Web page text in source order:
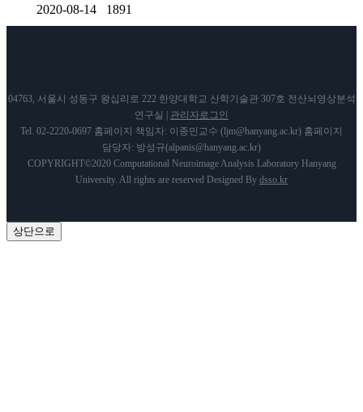
2020-08-14 1891
04763, 서울시 성동구 왕십리로 222 한양대학교 산학기술관 307호 전산뇌영상분석
연구실 | 관리자로그인
Tel. 02-2220-0697 홈페이지 책임자: 이종민교수 (ljm@hanyang.ac.kr) 홈페이지
담당자: 방성규(alpanis@hanyang.ac.kr)
COPYRIGHT©2020 Computational Neuroimage Analysis Laboratory Hanyang
University. All rights are reserved Designed By dsso.kr
상단으로